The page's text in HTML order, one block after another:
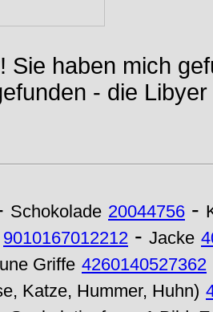
Sie haben mich
- die
Schokolade 20044756 -
9010167012212 - Jacke
Griffe 4260140527362
Katze, Hummer, Huhn)